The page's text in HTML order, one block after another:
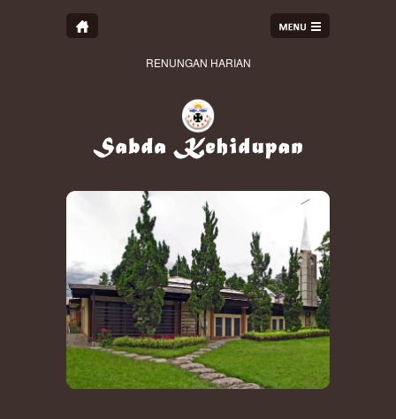
RENUNGAN HARIAN